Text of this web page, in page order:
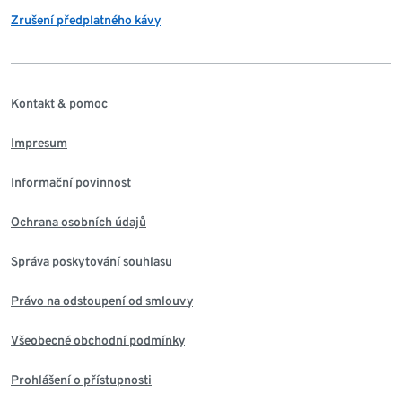
Zrušení předplatného kávy
Kontakt & pomoc
Impresum
Informační povinnost
Ochrana osobních údajů
Správa poskytování souhlasu
Právo na odstoupení od smlouvy
Všeobecné obchodní podmínky
Prohlášení o přístupnosti